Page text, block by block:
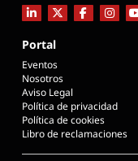
Portal
Eventos
Nosotros
Aviso Legal
Política de privacidad
Política de cookies
Libro de reclamaciones